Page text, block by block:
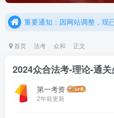
首页 法考 众和 正文
2024众合法考-理论-通
第一考资
2年前更新